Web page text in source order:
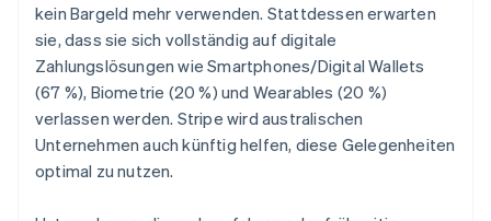
kein Bargeld mehr verwenden. Stattdessen erwarten
sie, dass sie sich vollständig auf digitale
Zahlungslösungen wie Smartphones/Digital Wallets
(67 %), Biometrie (20 %) und Wearables (20 %)
verlassen werden. Stripe wird australischen
Unternehmen auch künftig helfen, diese Gelegenheiten
optimal zu nutzen.
Slowenien
EnglishItaliano
Sonderverwaltungsregion Hongkong,
China
English简体中文
Spanien
EspañolEnglish
Thailand
Tschechische Republik